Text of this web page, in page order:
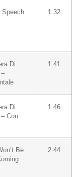
Speech 1:32
Di
–
1:41
Di
– Con
1:46
Be
2:44